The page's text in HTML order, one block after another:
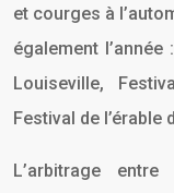
et courges à
également
Louiseville,
Festival de l’érable
L’arbitrage